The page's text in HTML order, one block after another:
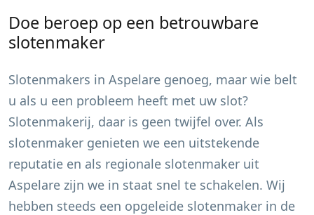
Doe beroep op een betrouwbare
slotenmaker
Slotenmakers in Aspelare genoeg, maar wie belt
u als u een probleem heeft met uw slot?
Slotenmakerij, daar is geen twijfel over. Als
slotenmaker genieten we een uitstekende
reputatie en als regionale slotenmaker uit
Aspelare zijn we in staat snel te schakelen. Wij
hebben steeds een opgeleide slotenmaker in de